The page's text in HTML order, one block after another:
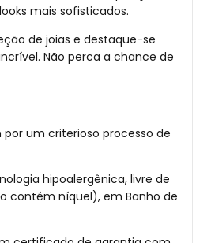
mais sofisticados.
de joias e destaque-se
Não perca a chance de
por um criterioso processo de
hipoalergênica, livre de
contém níquel), em Banho de